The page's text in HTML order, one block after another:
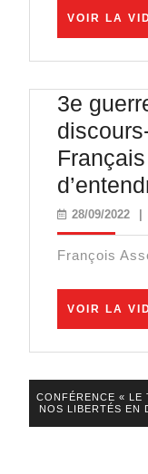
VOIR LA
3e
28/09/202228/
François
VOIR LA
CONFÉRENCE « LE
NOS LIBERTÉS EN